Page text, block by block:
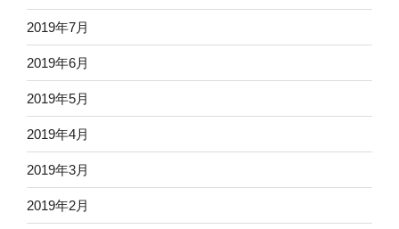
2019年7月
2019年6月
2019年5月
2019年4月
2019年3月
2019年2月